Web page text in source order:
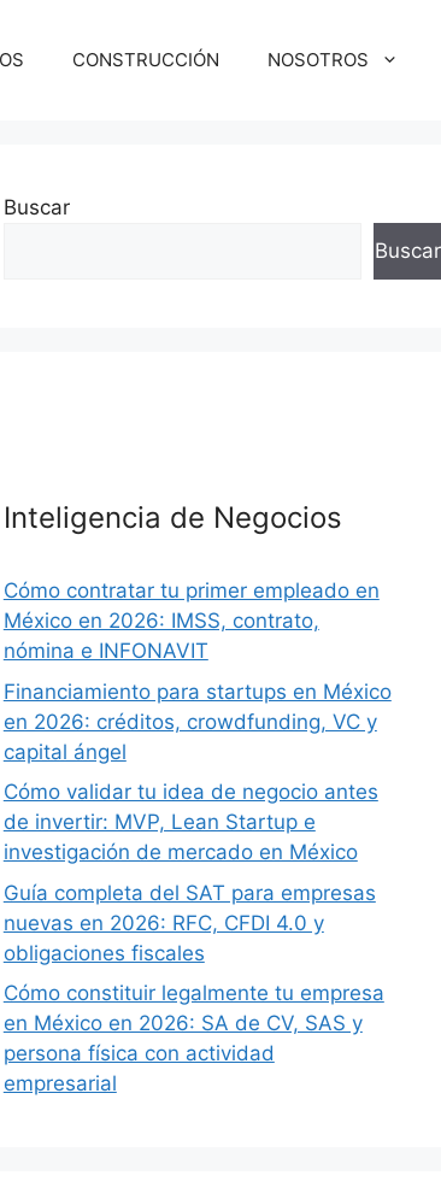
CONSTRUCCIÓN NOSOTROS
Siguiente
Buscar
Buscar
Inteligencia de Negocios
Cómo contratar tu primer empleado en
México en 2026: IMSS, contrato,
nómina e INFONAVIT
Financiamiento para startups en México
en 2026: créditos, crowdfunding, VC y
capital ángel
Cómo validar tu idea de negocio antes
de invertir: MVP, Lean Startup e
investigación de mercado en México
Guía completa del SAT para empresas
nuevas en 2026: RFC, CFDI 4.0 y
obligaciones fiscales
Cómo constituir legalmente tu empresa
en México en 2026: SA de CV, SAS y
persona física con actividad
empresarial